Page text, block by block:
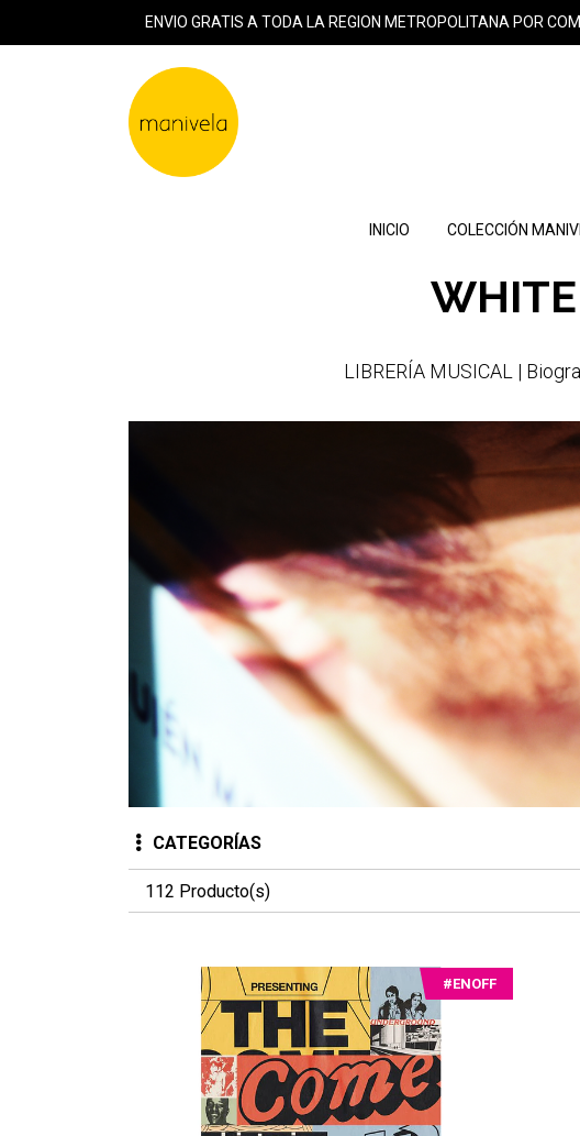
ENVIO GRATIS A TODA LA REGION METROPOLITANA POR
INICIO COLECCIÓN
LIBRERÍA MUSICAL |
CATEGORÍAS
112 Producto(s)
#ENOFF